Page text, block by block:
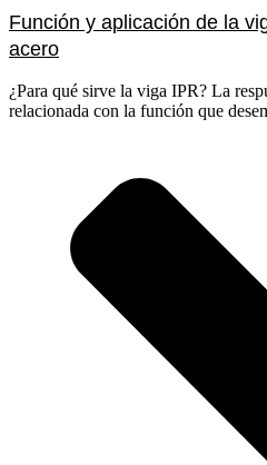
Función y aplicación de la
acero
¿Para qué sirve la viga IPR? La
relacionada con la función que